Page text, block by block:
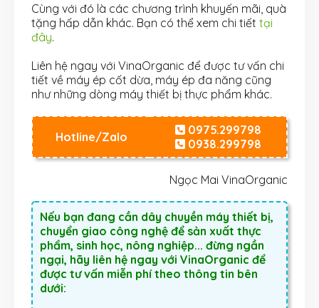
Cùng với đó là các chương trình khuyến mãi, quà
tặng hấp dẫn khác. Bạn có thể xem chi tiết tại
đây.
Liên hệ ngay với VinaOrganic để được tư vấn chi
tiết về máy ép cốt dừa, máy ép đa năng cũng
như những dòng máy thiết bị thực phẩm khác.
Hotline/Zalo
0975.299798
0938.299798
Ngọc Mai VinaOrganic
Nếu bạn đang cần dây chuyền máy thiết bị,
chuyển giao công nghệ để sản xuất thực
phẩm, sinh học, nông nghiệp... đừng ngần
ngại, hãy liên hệ ngay với VinaOrganic để
được tư vấn miễn phí theo thông tin bên
dưới: